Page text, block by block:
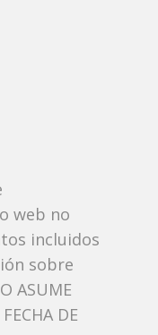
web no
incluidos
sobre
ASUME
DE